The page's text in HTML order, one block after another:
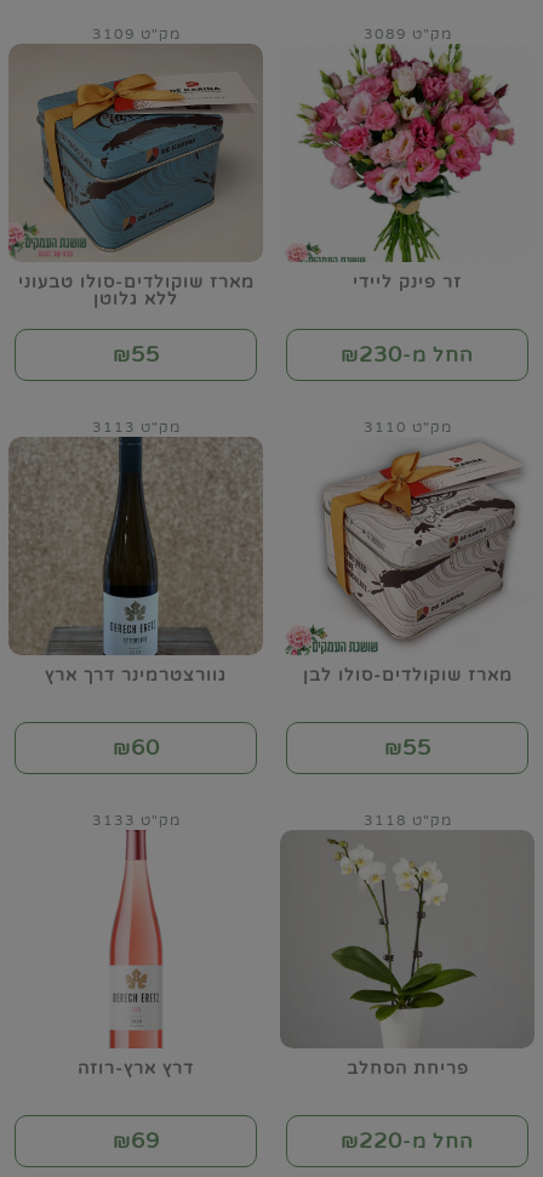
זר פינק ליידי
מק"ט 3089
החל מ-₪230
מארז שוקולדים-סולו טבעוני
ללא גלוטן
מק"ט 3109
₪55
מארז שוקולדים-סולו לבן
מק"ט 3110
₪55
גוורצטרמינר דרך ארץ
מק"ט 3113
₪60
פריחת הסחלב
מק"ט 3118
החל מ-₪220
דרץ ארץ-רוזה
מק"ט 3133
₪69